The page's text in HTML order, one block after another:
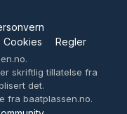
Cookies Regler
skriftlig tillatelse fra
det.
fra baatplassen.no.